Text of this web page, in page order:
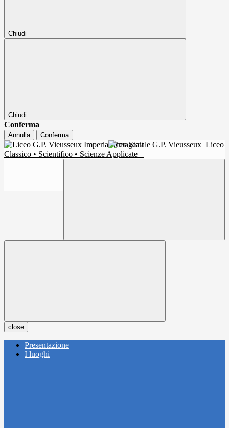
Chiudi
Chiudi
Conferma
Annulla Conferma
Liceo Statale G.P. Vieusseux Liceo
Classico • Scientifico • Scienze Applicate
close
Presentazione
I luoghi